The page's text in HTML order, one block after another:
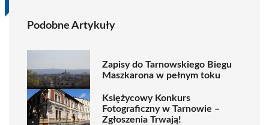
Podobne Artykuły
Zapisy do Tarnowskiego Biegu
Maszkarona w pełnym toku
Księżycowy Konkurs
Fotograficzny w Tarnowie –
Zgłoszenia Trwają!